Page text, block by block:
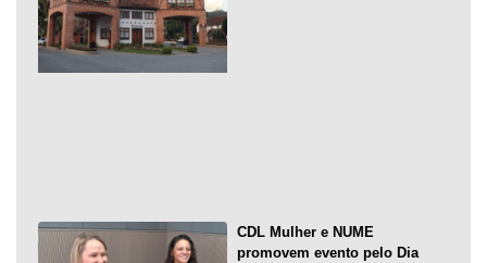
CDL Mulher e NUME
promovem evento pelo Dia